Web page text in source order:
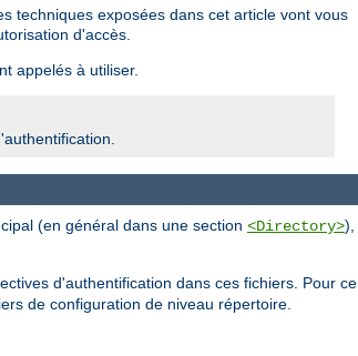
techniques exposées dans cet article vont vous
d'accès.
appelés à utiliser.
(en général dans une section <Directory>),
d'authentification dans ces fichiers. Pour ce
de configuration de niveau répertoire.